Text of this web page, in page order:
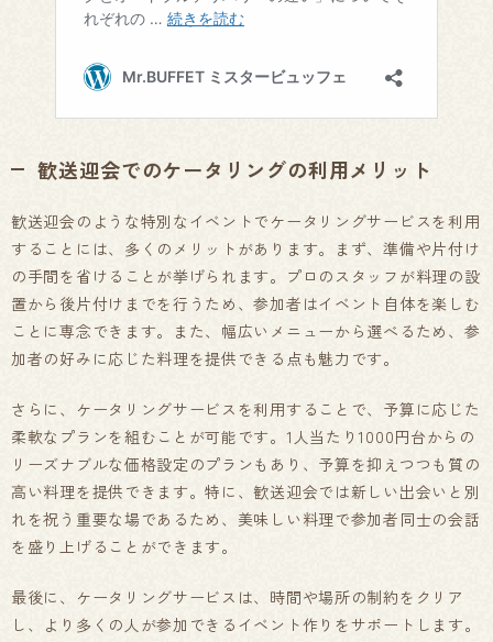
歓送迎会でのケータリングの利用メリット
歓送迎会のような特別なイベントでケータリングサービスを利用
することには、多くのメリットがあります。まず、準備や片付け
の手間を省けることが挙げられます。プロのスタッフが料理の設
置から後片付けまでを行うため、参加者はイベント自体を楽しむ
ことに専念できます。また、幅広いメニューから選べるため、参
加者の好みに応じた料理を提供できる点も魅力です。
さらに、ケータリングサービスを利用することで、予算に応じた
柔軟なプランを組むことが可能です。1人当たり1000円台からの
リーズナブルな価格設定のプランもあり、予算を抑えつつも質の
高い料理を提供できます。特に、歓送迎会では新しい出会いと別
れを祝う重要な場であるため、美味しい料理で参加者同士の会話
を盛り上げることができます。
最後に、ケータリングサービスは、時間や場所の制約をクリア
し、より多くの人が参加できるイベント作りをサポートします。